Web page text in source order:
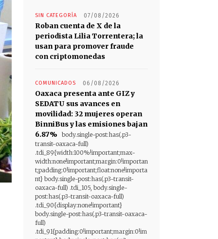
SIN CATEGORÍA 07/08/2026
Roban cuenta de X de la
periodista Lilia Torrentera; la
usan para promover fraude
con criptomonedas
COMUNICADOS 06/08/2026
Oaxaca presenta ante GIZ y
SEDATU sus avances en
movilidad: 32 mujeres operan
BinniBus y las emisiones bajan
6.87%
body.single-post:has(.p3-
transit-oaxaca-full)
.tdi_89{width:100%!important;max-
width:none!important;margin:0!importan
t;padding:0!important;float:none!importa
nt} body.single-post:has(.p3-transit-
oaxaca-full) .tdi_105, body.single-
post:has(.p3-transit-oaxaca-full)
.tdi_90{display:none!important}
body.single-post:has(.p3-transit-oaxaca-
full)
.tdi_91{padding:0!important;margin:0!im